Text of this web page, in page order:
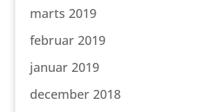
marts 2019
februar 2019
januar 2019
december 2018